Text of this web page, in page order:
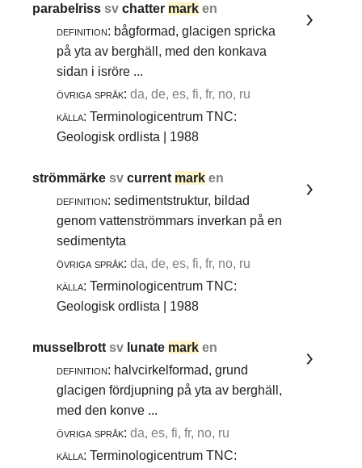
parabelrisssvchatter mark en
definition: bågformad, glacigen spricka
på yta av berghäll, med den konkava
sidan i isröre ...
övriga språk: da, de, es, fi, fr, no, ru
källa: Terminologicentrum TNC:
Geologisk ordlista | 1988
strömmärkesvcurrent mark en
definition: sedimentstruktur, bildad
genom vattenströmmars inverkan på en
sedimentyta
övriga språk: da, de, es, fi, fr, no, ru
källa: Terminologicentrum TNC:
Geologisk ordlista | 1988
musselbrottsv lunate mark en
definition: halvcirkelformad, grund
glacigen fördjupning på yta av berghäll,
med den konve ...
övriga språk: da, es, fi, fr, no, ru
källa: Terminologicentrum TNC: